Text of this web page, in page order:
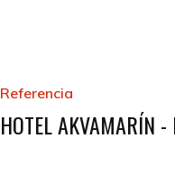
Referencia
HOTEL AKVAMARÍN -